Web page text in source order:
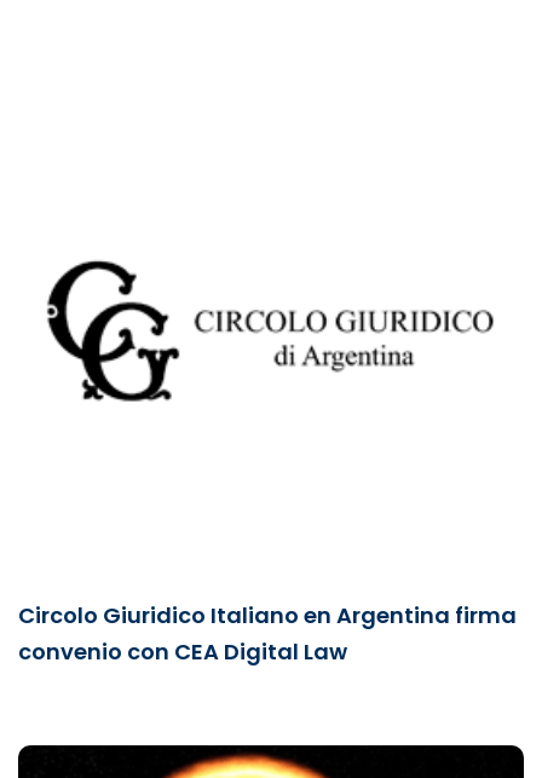
Circolo Giuridico Italiano en Argentina firma
convenio con CEA Digital Law